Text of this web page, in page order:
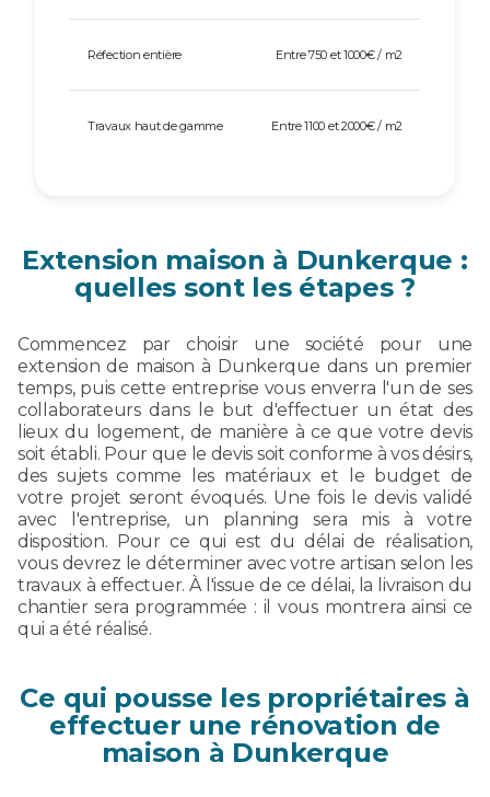
Réfection entière Entre 750 et 1000€ / m2
Travaux haut de gamme Entre 1100 et 2000€ / m2
Extension maison à Dunkerque :
quelles sont les étapes ?
Commencez par choisir une société pour une
extension de maison à Dunkerque dans un premier
temps, puis cette entreprise vous enverra l'un de ses
collaborateurs dans le but d'effectuer un état des
lieux du logement, de manière à ce que votre devis
soit établi. Pour que le devis soit conforme à vos désirs,
des sujets comme les matériaux et le budget de
votre projet seront évoqués. Une fois le devis validé
avec l'entreprise, un planning sera mis à votre
disposition. Pour ce qui est du délai de réalisation,
vous devrez le déterminer avec votre artisan selon les
travaux à effectuer. À l'issue de ce délai, la livraison du
chantier sera programmée : il vous montrera ainsi ce
qui a été réalisé.
Ce qui pousse les propriétaires à
effectuer une rénovation de
maison à Dunkerque